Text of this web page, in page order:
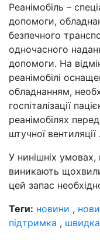
Реанімобіль –
допомоги,
безпечного
одночасного
допомоги. На
реанімобілі
обладнанням,
госпіталізації
реанімобілях
штучної вентиляції
У нинішніх умовах,
виникають
цей запас
Теги: новини ,
підтримка ,